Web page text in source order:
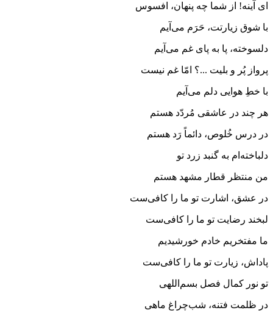
ای آینه! از شما چه پنهان، افسوس
با شوق زیارتت، حَرَم می‌آیم
دلسوخته، پا به ‌پای غم می‌آیم
پرواز پُر و بلیت ...؟ امّا غم نیست
با خطِ هوایی دلم می‌آیم
هر چند در عاشقی مُردّد هستم
در درس خُلوص، دائماً رَد هستم
دلباخته‌ام به گنبد زرد تو
من منتظر قطار مشهد هستم
در عشق، اشارت تو ما را کافی‌ست
لبخند رضایت تو ما را کافی‌ست
ما مفتخریم خادم خورشیدیم
پاداش، زیارت تو ما را کافی‌ست
تو نور کمال فصل بسم‌اللهی
در ظلمت فتنه، شب‌چراغ ماهی